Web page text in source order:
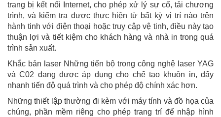
trang bị kết nối Internet, cho phép xử lý sự cố, tải chương
trình, và kiểm tra được thực hiện từ bất kỳ vị trí nào trên
hành tinh với điện thoại hoặc truy cập vệ tinh, điều này tạo
thuận lợi và tiết kiệm cho khách hàng và nhà in trong quá
trình sản xuất.
Khắc bản laser Những tiến bộ trong công nghệ laser YAG
và C02 đang được áp dụng cho chế tạo khuôn in, đẩy
nhanh tiến độ quá trình và cho phép độ chính xác hơn.
Những thiết lập thường đi kèm với máy tính và đồ họa của
chúng, phần mềm riêng cho phép trang trí để nhập hình